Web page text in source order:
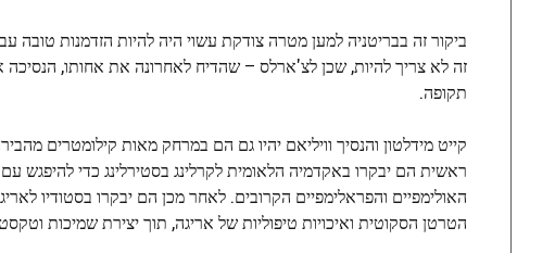
ביקור זה בבריטניה למען מטרה צודקת עשוי היה להיות הזדמנות
זה לא צריך להיות, שכן לצ'ארלס – שהדיח לאחרונה את אחותו,
תקופה.
קייט מידלטון והנסיך וויליאם יהיו גם הם במרחק מאות קילומטרים
ראשית הם יבקרו באקדמיה הלאומית לקרלינג בסטירלינג כדי להיפגש
הטרטן הסקוטית ואיכויות טיפוליות של אריגה, תוך יצירת שמיכות